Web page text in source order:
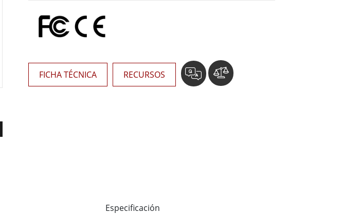
Panel PC Edge AI
Box PCs con Edge AI
Panel PC de Acero Inoxidable
Pantalla de Acero Inoxidable
FICHA TÉCNICA RECURSOS
Especificación